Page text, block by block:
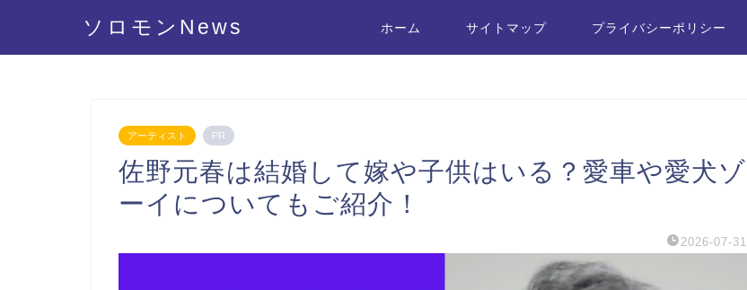
ソロモンNews ホーム サイトマップ プライバシーポリシー
アーティスト PR
佐野元春は結婚して嫁や子供はいる？愛車や愛犬ゾ
ーイについてもご紹介！
2026-07-31